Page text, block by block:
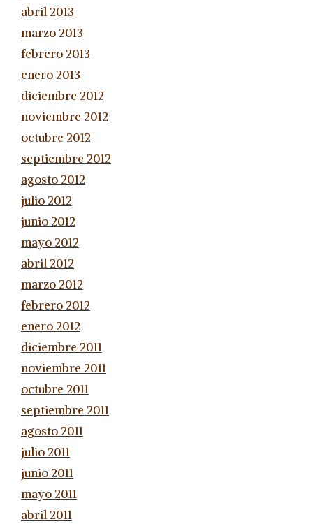
abril 2013
marzo 2013
febrero 2013
enero 2013
diciembre 2012
noviembre 2012
octubre 2012
septiembre 2012
agosto 2012
julio 2012
junio 2012
mayo 2012
abril 2012
marzo 2012
febrero 2012
enero 2012
diciembre 2011
noviembre 2011
octubre 2011
septiembre 2011
agosto 2011
julio 2011
junio 2011
mayo 2011
abril 2011